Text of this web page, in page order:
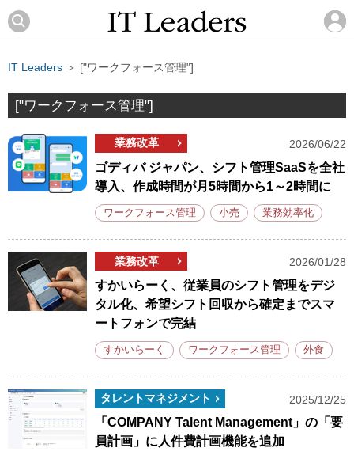
IT Leaders ＞ ["ワークフォース管理"]
["ワークフォース管理"]
業務改革 2026/06/22
ゴディバ ジャパン、シフト管理SaaSを全社
導入、作成時間が月5時間から1～2時間に
ワークフォース管理 小売 業務効率化
業務改革 2026/01/28
すかいらーく、従業員のシフト管理をデジ
タル化、希望シフト回収から確定までスマ
ートフォンで完結
すかいらーく ワークフォース管理 外食
タレントマネジメント 2025/12/25
「COMPANY Talent Management」の「要
員計画」に人件費計画機能を追加